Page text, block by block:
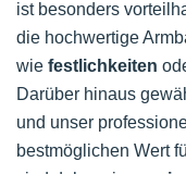
ist besonders
die hochwertige
wie festlichkeiten
Darüber hinaus
und unser
bestmöglichen Wert